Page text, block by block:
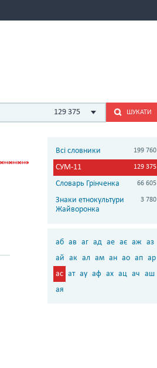
129 375 ШУКАТИ
Всі словники 199 760
СУМ-11 129 375
Словарь Грінченка 66 605
Знаки етнокультури
Жайворонка
3 780
аб ав аг ад ае ає аж аз
ай ак ал ам ан ао ап ар
ас ат ау аф ах ац ач аш
ая